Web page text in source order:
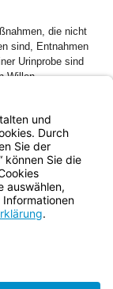
die nicht
sind, Entnahmen
Urinprobe sind
Willen
Überwachung
oder einem